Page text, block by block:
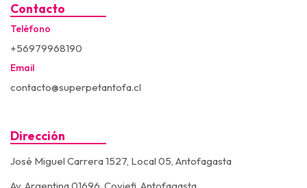
Contacto
Teléfono
+56979968190
Email
contacto@superpetantofa.cl
Dirección
José Miguel Carrera 1527, Local 05, Antofagasta